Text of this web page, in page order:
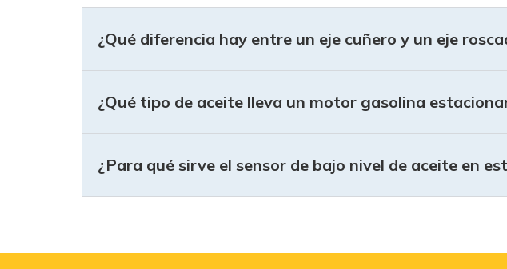
¿Qué diferencia hay entre un eje cuñero y un eje
¿Qué tipo de aceite lleva un motor gasolina
¿Para qué sirve el sensor de bajo nivel de aceite en